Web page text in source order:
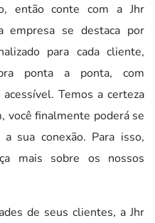
então conte com a Jhr
empresa se destaca por
para cada cliente,
ponta a ponta, com
Temos a certeza
você finalmente poderá se
sua conexão. Para isso,
mais sobre os nossos
de seus clientes, a Jhr